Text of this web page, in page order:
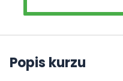
Popis kurzu